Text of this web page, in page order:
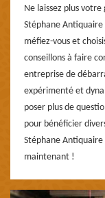
Ne laissez plus
Stéphane Antiquaire
méfiez-vous et
conseillons à faire
entreprise de
expérimenté et
poser plus de
pour bénéficier
Stéphane Antiquaire
maintenant !